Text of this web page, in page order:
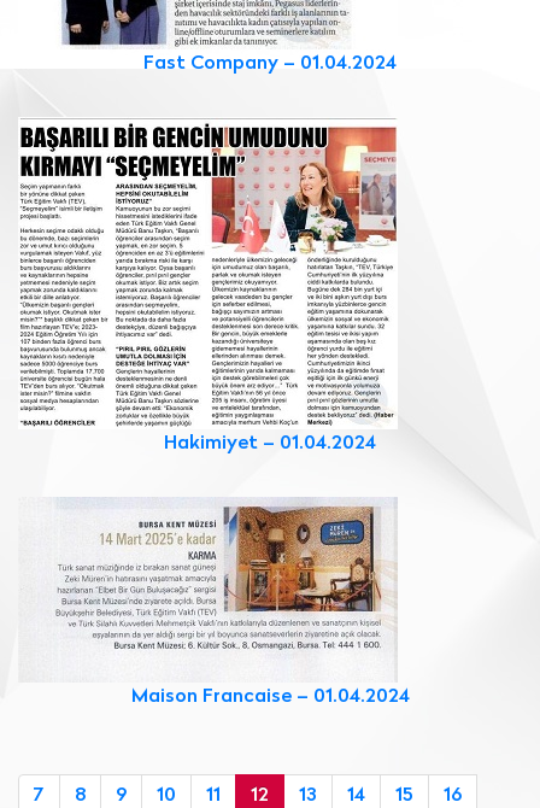
Fast Company – 01.04.2024
Hakimiyet – 01.04.2024
Maison Francaise – 01.04.2024
7 8 9 10 11 12 13 14 15 16